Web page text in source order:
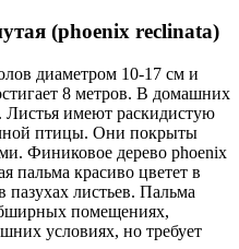
(phoenix reclinata)
диаметром 10-17 см и
8 метров. В домашних
Листья имеют раскидистую
птицы. Они покрыты
Финиковое дерево phoenix
пальма красиво цветет в
листьев. Пальма
помещениях,
условиях, но требует